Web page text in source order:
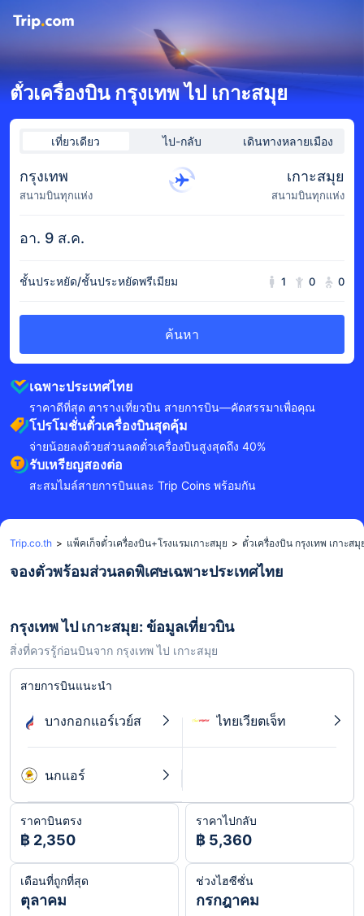
ตั๋วเครื่องบิน กรุงเทพ ไป เกาะสมุย
เที่ยวเดียว ไป-กลับ เดินทางหลายเมือง
กรุงเทพ
สนามบินทุกแห่ง
เกาะสมุย
สนามบินทุกแห่ง
อา. 9 ส.ค.
ชั้นประหยัด/ชั้นประหยัดพรีเมียม 1 0 0
ค้นหา
เฉพาะประเทศไทย
ราคาดีที่สุด ตารางเที่ยวบิน สายการบิน—คัดสรรมาเพื่อคุณ
โปรโมชั่นตั๋วเครื่องบินสุดคุ้ม
จ่ายน้อยลงด้วยส่วนลดตั๋วเครื่องบินสูงสุดถึง 40%
รับเหรียญสองต่อ
สะสมไมล์สายการบินและ Trip Coins พร้อมกัน
Trip.co.th > แพ็คเก็จตั๋วเครื่องบิน+โรงแรมเกาะสมุย > ตั๋วเครื่องบิน กรุงเทพ เกาะสมุ
จองตั๋วพร้อมส่วนลดพิเศษเฉพาะประเทศไทย
กรุงเทพ ไป เกาะสมุย: ข้อมูลเที่ยวบิน
สิ่งที่ควรรู้ก่อนบินจาก กรุงเทพ ไป เกาะสมุย
สายการบินแนะนำ
บางกอกแอร์เวย์ส ไทยเวียตเจ็ท
นกแอร์
ราคาบินตรง
฿ 2,350
ราคาไปกลับ
฿ 5,360
เดือนที่ถูกที่สุด
ตุลาคม
ช่วงไฮซีซั่น
กรกฎาคม